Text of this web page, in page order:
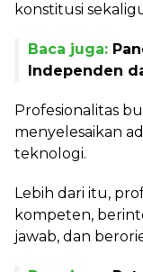
konstitusi
Baca juga:
Independen
Profesionalitas
menyelesaikan
teknologi.
Lebih dari itu,
kompeten,
jawab, dan